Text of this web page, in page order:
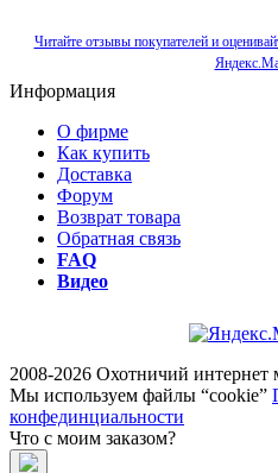
Читайте отзывы покупателей и
Информация
О фирме
Как купить
Доставка
Форум
Возврат товара
Обратная связь
FAQ
Видео
2008-2026 Охотничий интернет
Мы используем файлы “cookie”
конфединциальности
Что с моим заказом?